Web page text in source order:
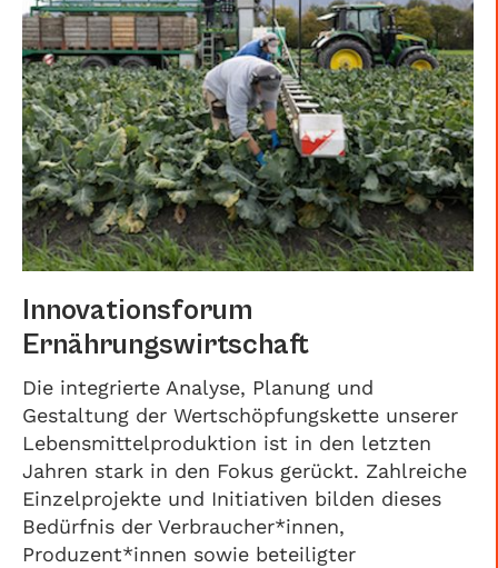
Innovationsforum
Ernährungswirtschaft
Die integrierte Analyse, Planung und
Gestaltung der Wertschöpfungskette unserer
Lebensmittelproduktion ist in den letzten
Jahren stark in den Fokus gerückt. Zahlreiche
Einzelprojekte und Initiativen bilden dieses
Bedürfnis der Verbraucher*innen,
Produzent*innen sowie beteiligter